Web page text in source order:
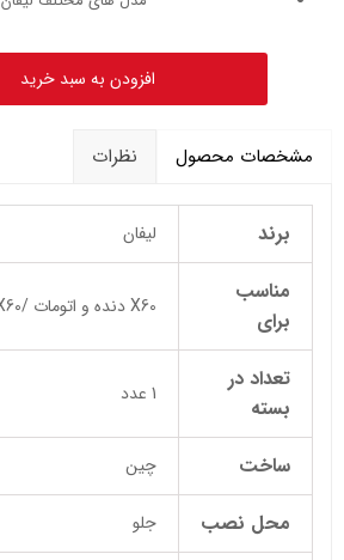
افزودن به سبد خرید
مشخصات محصول نظرات
برند لیفان
مناسب
برای
X60 دنده و اتومات /X60 دنده هیلمنی
تعداد در
بسته
1 عدد
ساخت چین
محل نصب جلو